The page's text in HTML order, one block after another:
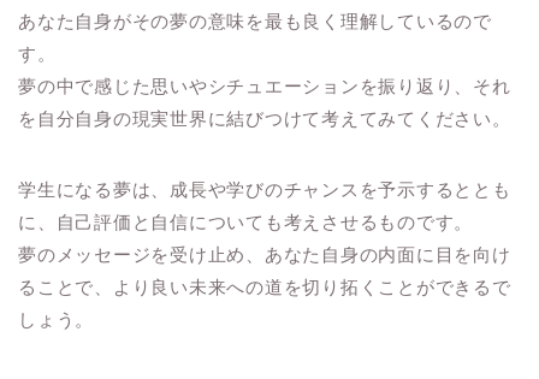
あなた自身がその夢の意味を最も良く理解しているので
す。
夢の中で感じた思いやシチュエーションを振り返り、それ
を自分自身の現実世界に結びつけて考えてみてください。
学生になる夢は、成長や学びのチャンスを予示するととも
に、自己評価と自信についても考えさせるものです。
夢のメッセージを受け止め、あなた自身の内面に目を向け
ることで、より良い未来への道を切り拓くことができるで
しょう。